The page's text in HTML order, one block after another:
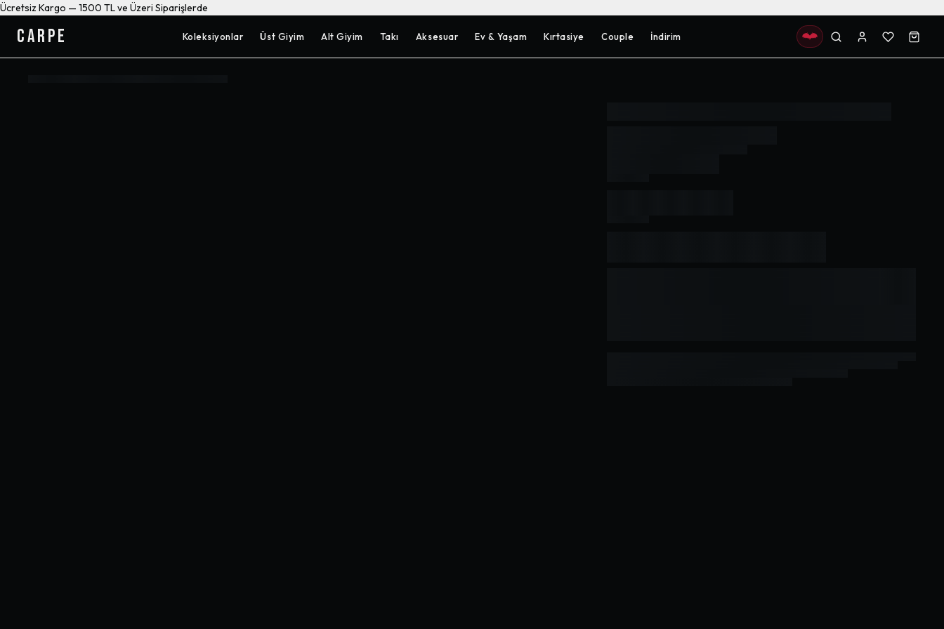
Ücretsiz Kargo — 1500 TL ve Üzeri Siparişlerde
CARPE Koleksiyonlar Üst Giyim Alt Giyim Takı Aksesuar Ev & Yaşam Kırtasiye Couple İndirim